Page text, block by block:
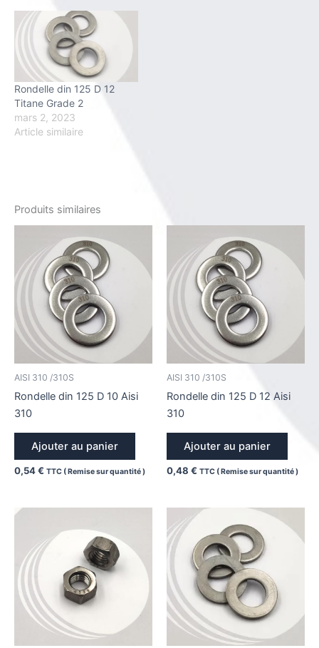
Rondelle din 125 D 12
Titane Grade 2
mars 2, 2023
Article similaire
Produits similaires
AISI 310 /310S
Rondelle din 125 D 10 Aisi
310
Ajouter au panier
0,54€ TTC ( Remise sur quantité )
AISI 310 /310S
Rondelle din 125 D 12 Aisi
310
Ajouter au panier
0,48 € TTC ( Remise sur quantité )